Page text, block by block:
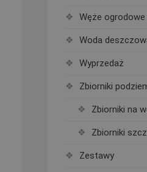
Węże
Woda
Wyprzedaż
Zbiorniki
Zbiorniki na
Zbiorniki
Zestawy